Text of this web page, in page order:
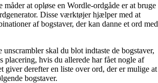
måder at opløse en Wordle-ordgåde er at bruge
Disse værktøjer hjælper med at
af bogstaver, der kan danne et ord med
skal du blot indtaste de bogstaver,
placering, hvis du allerede har fået nogle af
derefter en liste over ord, der er mulige at
bogstaver.